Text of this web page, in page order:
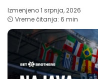
Izmenjeno 1 srpnja, 2026
⏲️ Vreme čitanja: 6 min